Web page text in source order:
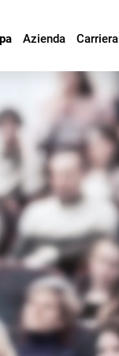
Azienda Carriera